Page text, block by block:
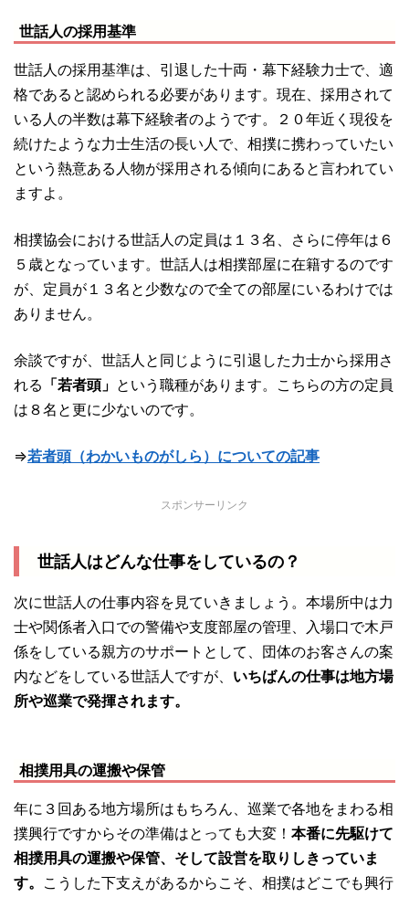
世話人の採用基準
世話人の採用基準は、引退した十両・幕下経験力士で、適
格であると認められる必要があります。現在、採用されて
いる人の半数は幕下経験者のようです。２０年近く現役を
続けたような力士生活の長い人で、相撲に携わっていたい
という熱意ある人物が採用される傾向にあると言われてい
ますよ。
相撲協会における世話人の定員は１３名、さらに停年は６
５歳となっています。世話人は相撲部屋に在籍するのです
が、定員が１３名と少数なので全ての部屋にいるわけでは
ありません。
余談ですが、世話人と同じように引退した力士から採用さ
れる 「若者頭」 という職種があります。こちらの方の定員
は８名と更に少ないのです。
⇒若者頭（わかいものがしら）についての記事
スポンサーリンク
世話人はどんな仕事をしているの？
次に世話人の仕事内容を見ていきましょう。本場所中は力
士や関係者入口での警備や支度部屋の管理、入場口で木戸
係をしている親方のサポートとして、団体のお客さんの案
内などをしている世話人ですが、 いちばんの仕事は地方場
所や巡業で発揮されます。
相撲用具の運搬や保管
年に３回ある地方場所はもちろん、巡業で各地をまわる相
撲興行ですからその準備はとっても大変！ 本番に先駆けて
相撲用具の運搬や保管、そして設営を取りしきっていま
す。 こうした下支えがあるからこそ、相撲はどこでも興行